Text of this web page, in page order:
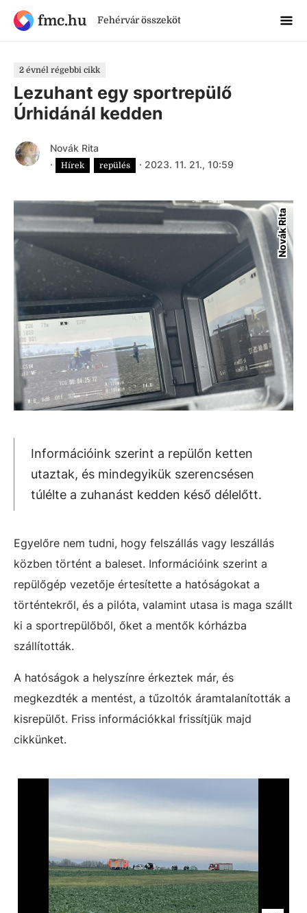
fmc.hu Fehérvár összeköt
2 évnél régebbi cikk
Lezuhant egy sportrepülő
Úrhidánál kedden
Novák Rita
·
Hírek repülés · 2023. 11. 21., 10:59
Novák Rita
Információink szerint a repülőn ketten
utaztak, és mindegyikük szerencsésen
túlélte a zuhanást kedden késő délelőtt.
Egyelőre nem tudni, hogy felszállás vagy leszállás
közben történt a baleset. Információink szerint a
repülőgép vezetője értesítette a hatóságokat a
történtekről, és a pilóta, valamint utasa is maga szállt
ki a sportrepülőből, őket a mentők kórházba
szállították.
A hatóságok a helyszínre érkeztek már, és
megkezdték a mentést, a tűzoltók áramtalanították a
kisrepülőt. Friss információkkal frissítjük majd
cikkünket.